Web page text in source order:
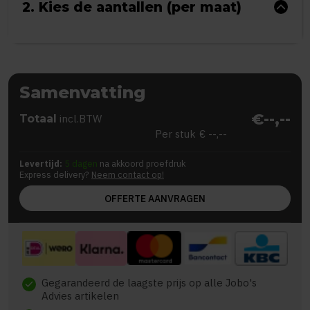
2. Kies de aantallen (per maat)
Samenvatting
Totaal incl.BTW €--,--
Per stuk € --,--
Levertijd: 5 dagen na akkoord proefdruk
Express delivery? Neem contact op!
OFFERTE AANVRAGEN
check Gegarandeerd de laagste prijs op alle Jobo's
Advies artikelen